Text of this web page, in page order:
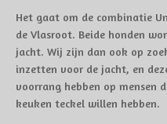
Het gaat om de combinatie
de Vlasroot. Beide honden
jacht. Wij zijn dan ook op
inzetten voor de jacht, en
voorrang hebben op mensen
keuken teckel willen hebben.